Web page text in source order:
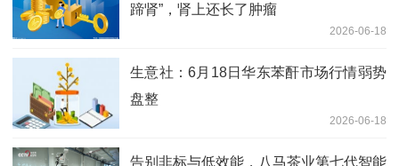
蹄肾”，肾上还长了肿瘤
2026-06-18
生意社：6月18日华东苯酐市场行情弱势
盘整
2026-06-18
告别非标与低效能，八马茶业第七代智能